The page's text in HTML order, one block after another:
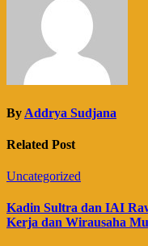
By Addrya Sudjana
Related Post
Uncategorized
Kadin Sultra dan IAI
Kerja dan Wirausaha